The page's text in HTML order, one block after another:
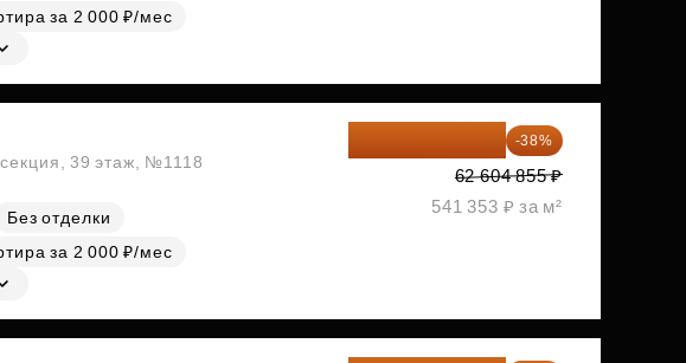
за 2 000 ₽/мес
39 этаж, №1118
Без отделки
за 2 000 ₽/мес
-38%
62 604 855 ₽
541 353 ₽ за м²